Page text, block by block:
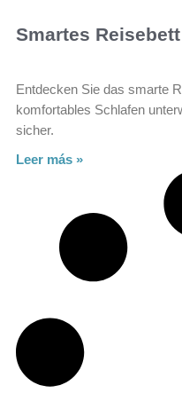
Smartes
Entdecken Sie das smarte
komfortables Schlafen
sicher.
Leer más »